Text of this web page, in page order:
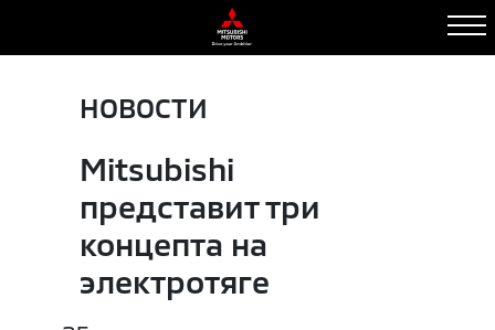
НОВОСТИ
Mitsubishi
представит три
концепта на
электротяге